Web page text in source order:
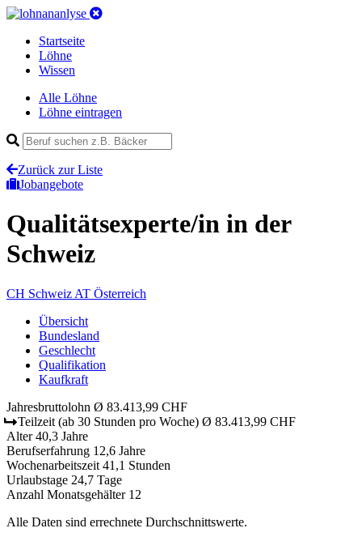
Startseite
Löhne
Wissen
Alle Löhne
Löhne eintragen
Zurück zur Liste
Jobangebote
Qualitätsexperte/in in der
Schweiz
CH Schweiz AT Österreich
Übersicht
Bundesland
Geschlecht
Qualifikation
Kaufkraft
Jahresbruttolohn Ø 83.413,99 CHF
Teilzeit (ab 30 Stunden pro Woche) Ø 83.413,99 CHF
Alter 40,3 Jahre
Berufserfahrung 12,6 Jahre
Wochenarbeitszeit 41,1 Stunden
Urlaubstage 24,7 Tage
Anzahl Monatsgehälter 12
Alle Daten sind errechnete Durchschnittswerte.